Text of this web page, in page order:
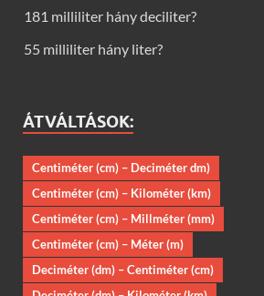
181 milliliter hány deciliter?
55 milliliter hány liter?
ÁTVÁLTÁSOK:
Centiméter (cm) – Deciméter dm)
Centiméter (cm) – Kilométer (km)
Centiméter (cm) – Millméter (mm)
Centiméter (cm) – Méter (m)
Deciméter (dm) – Centiméter (cm)